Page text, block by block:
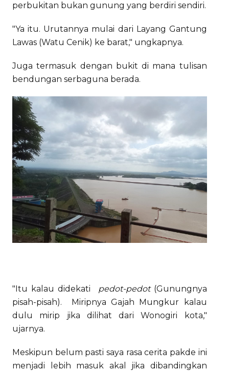
perbukitan bukan gunung yang berdiri sendiri.
"Ya itu. Urutannya mulai dari Layang Gantung
Lawas (Watu Cenik) ke barat," ungkapnya.
Juga termasuk dengan bukit di mana tulisan
bendungan serbaguna berada.
"Itu kalau didekati pedot-pedot (Gunungnya
pisah-pisah). Miripnya Gajah Mungkur kalau
dulu mirip jika dilihat dari Wonogiri kota,"
ujarnya.
Meskipun belum pasti saya rasa cerita pakde ini
menjadi lebih masuk akal jika dibandingkan